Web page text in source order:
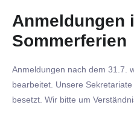
Anmeldungen
Sommerferien
Anmeldungen nach dem 31.7.
bearbeitet. Unsere
besetzt. Wir bitte um